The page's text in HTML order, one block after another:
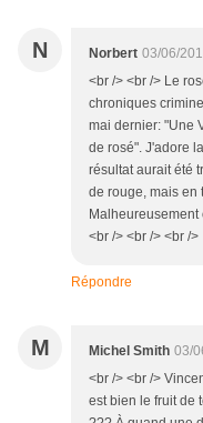
N Norbert 03/06/
<br /> <br /> Le
chroniques
mai dernier: "Une
de rosé". J'adore
résultat aurait été
de rouge, mais en
Malheureusement
<br /> <br /> <br />
Répondre
M Michel Smith 03/
<br /> <br />
est bien le fruit de